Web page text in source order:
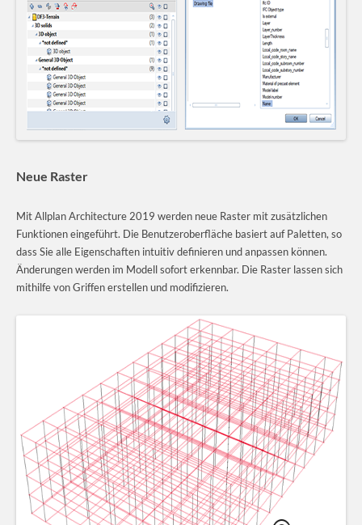
Neue Raster
Mit Allplan Architecture 2019 werden neue Raster mit zusätzlichen
Funktionen eingeführt. Die Benutzeroberfläche basiert auf Paletten, so
dass Sie alle Eigenschaften intuitiv definieren und anpassen können.
Änderungen werden im Modell sofort erkennbar. Die Raster lassen sich
mithilfe von Griffen erstellen und modifizieren.